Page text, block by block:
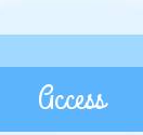
Access